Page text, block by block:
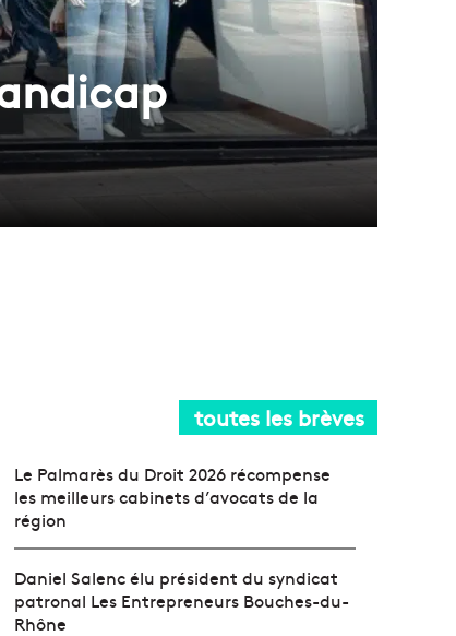
toutes les brèves
Le Palmarès du Droit 2026 récompense
les meilleurs cabinets d’avocats de la
région
Daniel Salenc élu président du syndicat
patronal Les Entrepreneurs Bouches-du-
Rhône